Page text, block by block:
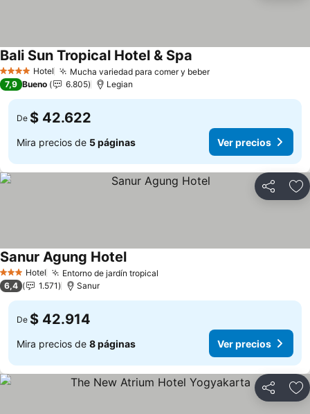
4 EstrellasHotel Mucha variedad para comer y beber
Bali Sun Tropical Hotel & Spa
7,9 Bueno 6.805 Legian
De $ 42.622
Mira precios de 5 páginas Ver precios
Compartir
3 Estrellas
Hotel Entorno de jardín tropical
Sanur Agung Hotel
6,4 1.571 Sanur
De $ 42.914
Mira precios de 8 páginas Ver precios
Compartir